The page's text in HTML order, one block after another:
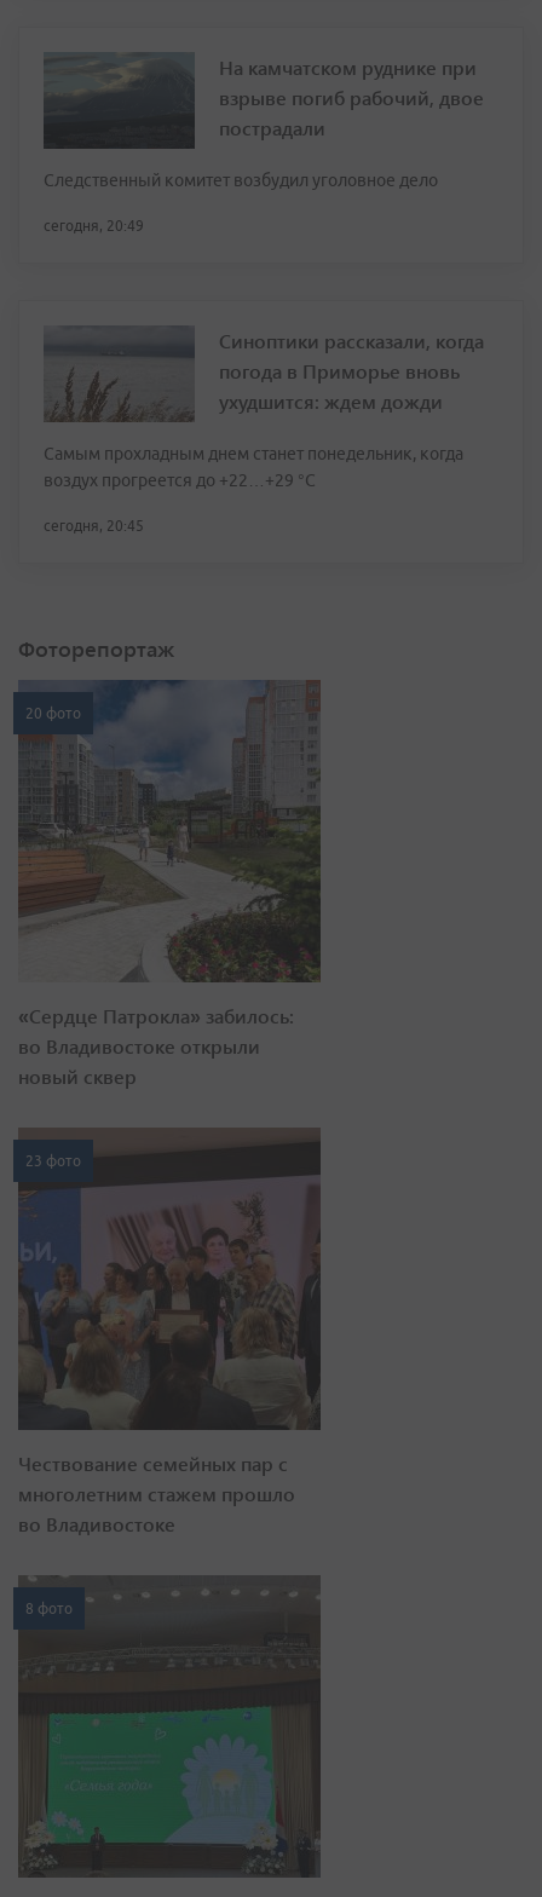
На камчатском руднике при
взрыве погиб рабочий, двое
пострадали
Следственный комитет возбудил уголовное дело
сегодня, 20:49
Синоптики рассказали, когда
погода в Приморье вновь
ухудшится: ждем дожди
Самым прохладным днем станет понедельник, когда
воздух прогреется до +22…+29 °С
сегодня, 20:45
Фоторепортаж
20 фото
«Сердце Патрокла» забилось:
во Владивостоке открыли
новый сквер
23 фото
Чествование семейных пар с
многолетним стажем прошло
во Владивостоке
8 фото